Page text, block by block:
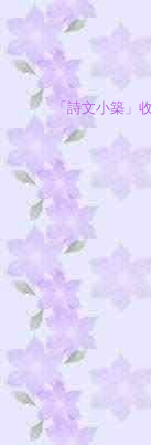
「詩文小築」